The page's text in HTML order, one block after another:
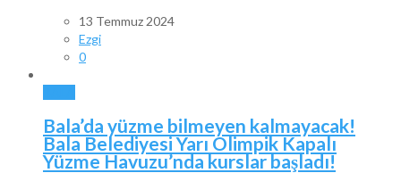
13 Temmuz 2024
Ezgi
0
Bala’da yüzme bilmeyen kalmayacak!
Bala Belediyesi Yarı Olimpik Kapalı
Yüzme Havuzu’nda kurslar başladı!